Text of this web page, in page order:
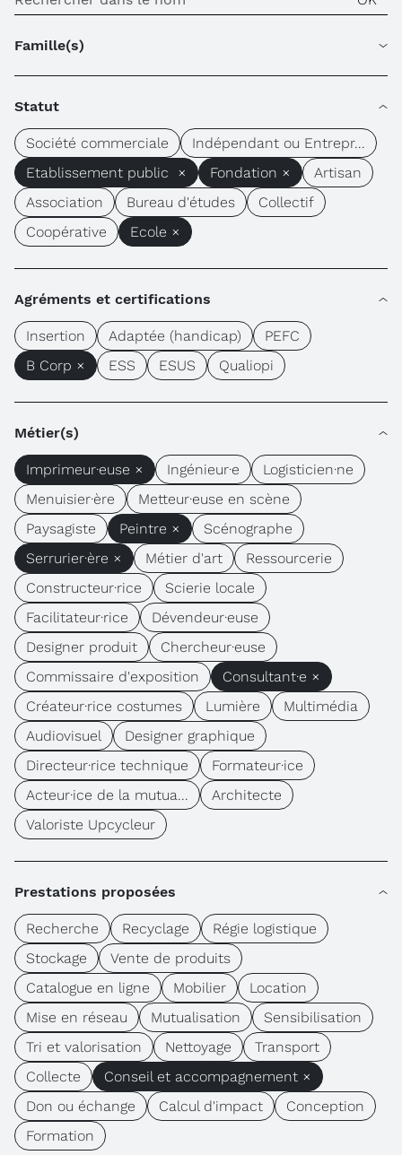
Famille(s)
Statut
Société commerciale
Indépendant ou Entrepr...
Etablissement public ×
Fondation ×
Artisan
Association
Bureau d'études
Collectif
Coopérative
Ecole ×
Agréments et certifications
Insertion Adaptée (handicap)
PEFC
B Corp ×
ESS ESUS Qualiopi
Métier(s)
Imprimeur·euse × Ingénieur·e
Logisticien·ne
Menuisier·ère
Metteur·euse en scène
Paysagiste
Peintre ×
Scénographe
Serrurier·ère ×
Métier d'art
Ressourcerie
Constructeur·rice
Scierie locale
Facilitateur·rice
Dévendeur·euse
Designer produit
Chercheur·euse
Commissaire d'exposition
Consultant·e ×
Créateur·rice costumes
Lumière
Multimédia
Audiovisuel
Designer graphique
Directeur·rice technique
Formateur·ice
Acteur·ice de la mutua...
Architecte
Valoriste Upcycleur
Prestations proposées
Recherche Recyclage
Régie logistique
Stockage
Vente de produits
Catalogue en ligne
Mobilier
Location
Mise en réseau
Mutualisation
Sensibilisation
Tri et valorisation
Nettoyage
Transport
Collecte
Conseil et accompagnement ×
Don ou échange
Calcul d'impact
Conception
Formation